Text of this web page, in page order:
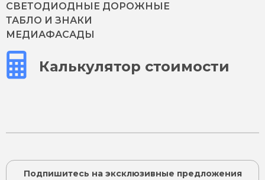
СВЕТОДИОДНЫЕ ДОРОЖНЫЕ
ТАБЛО И ЗНАКИ
МЕДИАФАСАДЫ
Калькулятор стоимости
Подпишитесь на эксклюзивные предложения